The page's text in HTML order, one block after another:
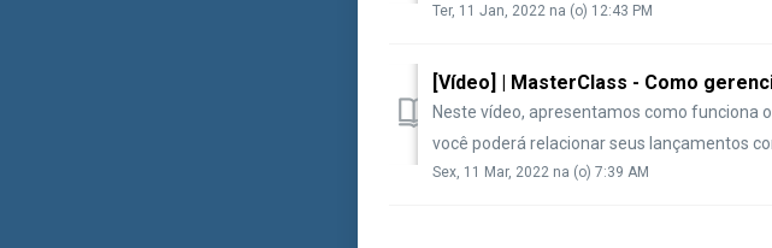
Ter, 11 Jan, 2022 na (o) 12:43 PM
[Vídeo] | MasterClass - Como
Neste vídeo, apresentamos como funciona
você poderá relacionar seus lançamentos
Sex, 11 Mar, 2022 na (o) 7:39 AM